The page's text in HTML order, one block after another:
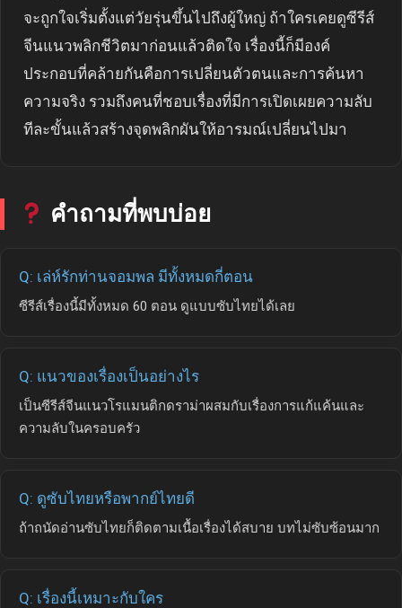
จะถูกใจเริ่มตั้งแต่วัยรุ่นขึ้นไปถึงผู้ใหญ่ ถ้าใครเคยดูซีรีส์
จีนแนวพลิกชีวิตมาก่อนแล้วติดใจ เรื่องนี้ก็มีองค์
ประกอบที่คล้ายกันคือการเปลี่ยนตัวตนและการค้นหา
ความจริง รวมถึงคนที่ชอบเรื่องที่มีการเปิดเผยความลับ
ทีละขั้นแล้วสร้างจุดพลิกผันให้อารมณ์เปลี่ยนไปมา
คำถามที่พบบ่อย
Q: เล่ห์รักท่านจอมพล มีทั้งหมดกี่ตอน
ซีรีส์เรื่องนี้มีทั้งหมด 60 ตอน ดูแบบซับไทยได้เลย
Q: แนวของเรื่องเป็นอย่างไร
เป็นซีรีส์จีนแนวโรแมนติกดราม่าผสมกับเรื่องการแก้แค้นและ
ความลับในครอบครัว
Q: ดูซับไทยหรือพากย์ไทยดี
ถ้าถนัดอ่านซับไทยก็ติดตามเนื้อเรื่องได้สบาย บทไม่ซับซ้อนมาก
Q: เรื่องนี้เหมาะกับใคร